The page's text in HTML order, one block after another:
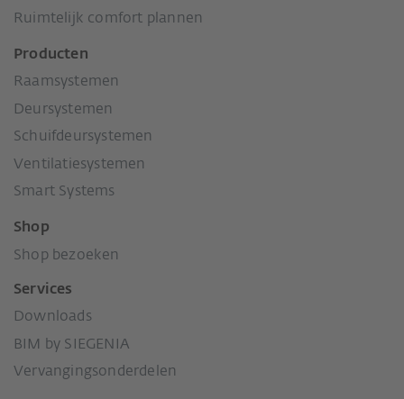
Ruimtelijk comfort plannen
Producten
Raamsystemen
Deursystemen
Schuifdeursystemen
Ventilatiesystemen
Smart Systems
Shop
Shop bezoeken
Services
Downloads
BIM by SIEGENIA
Vervangingsonderdelen